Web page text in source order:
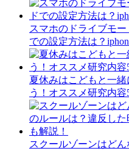
スマホのドライブモ
での設定方法は？
夏休みはこどもと一
う！オススメ研究内
スクールゾーンはど